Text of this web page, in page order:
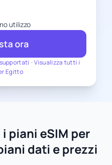
-Visualizza tutti i
Egitto
utilizzo
ora
piani eSIM per
dati e prezzi